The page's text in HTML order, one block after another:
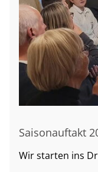
Saisonauftakt
Wir starten ins